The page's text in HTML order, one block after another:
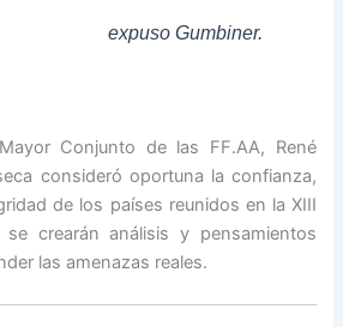
expuso Gumbiner.
Conjunto de las FF.AA, René
consideró oportuna la confianza,
de los países reunidos en la XIII
crearán análisis y pensamientos
las amenazas reales.